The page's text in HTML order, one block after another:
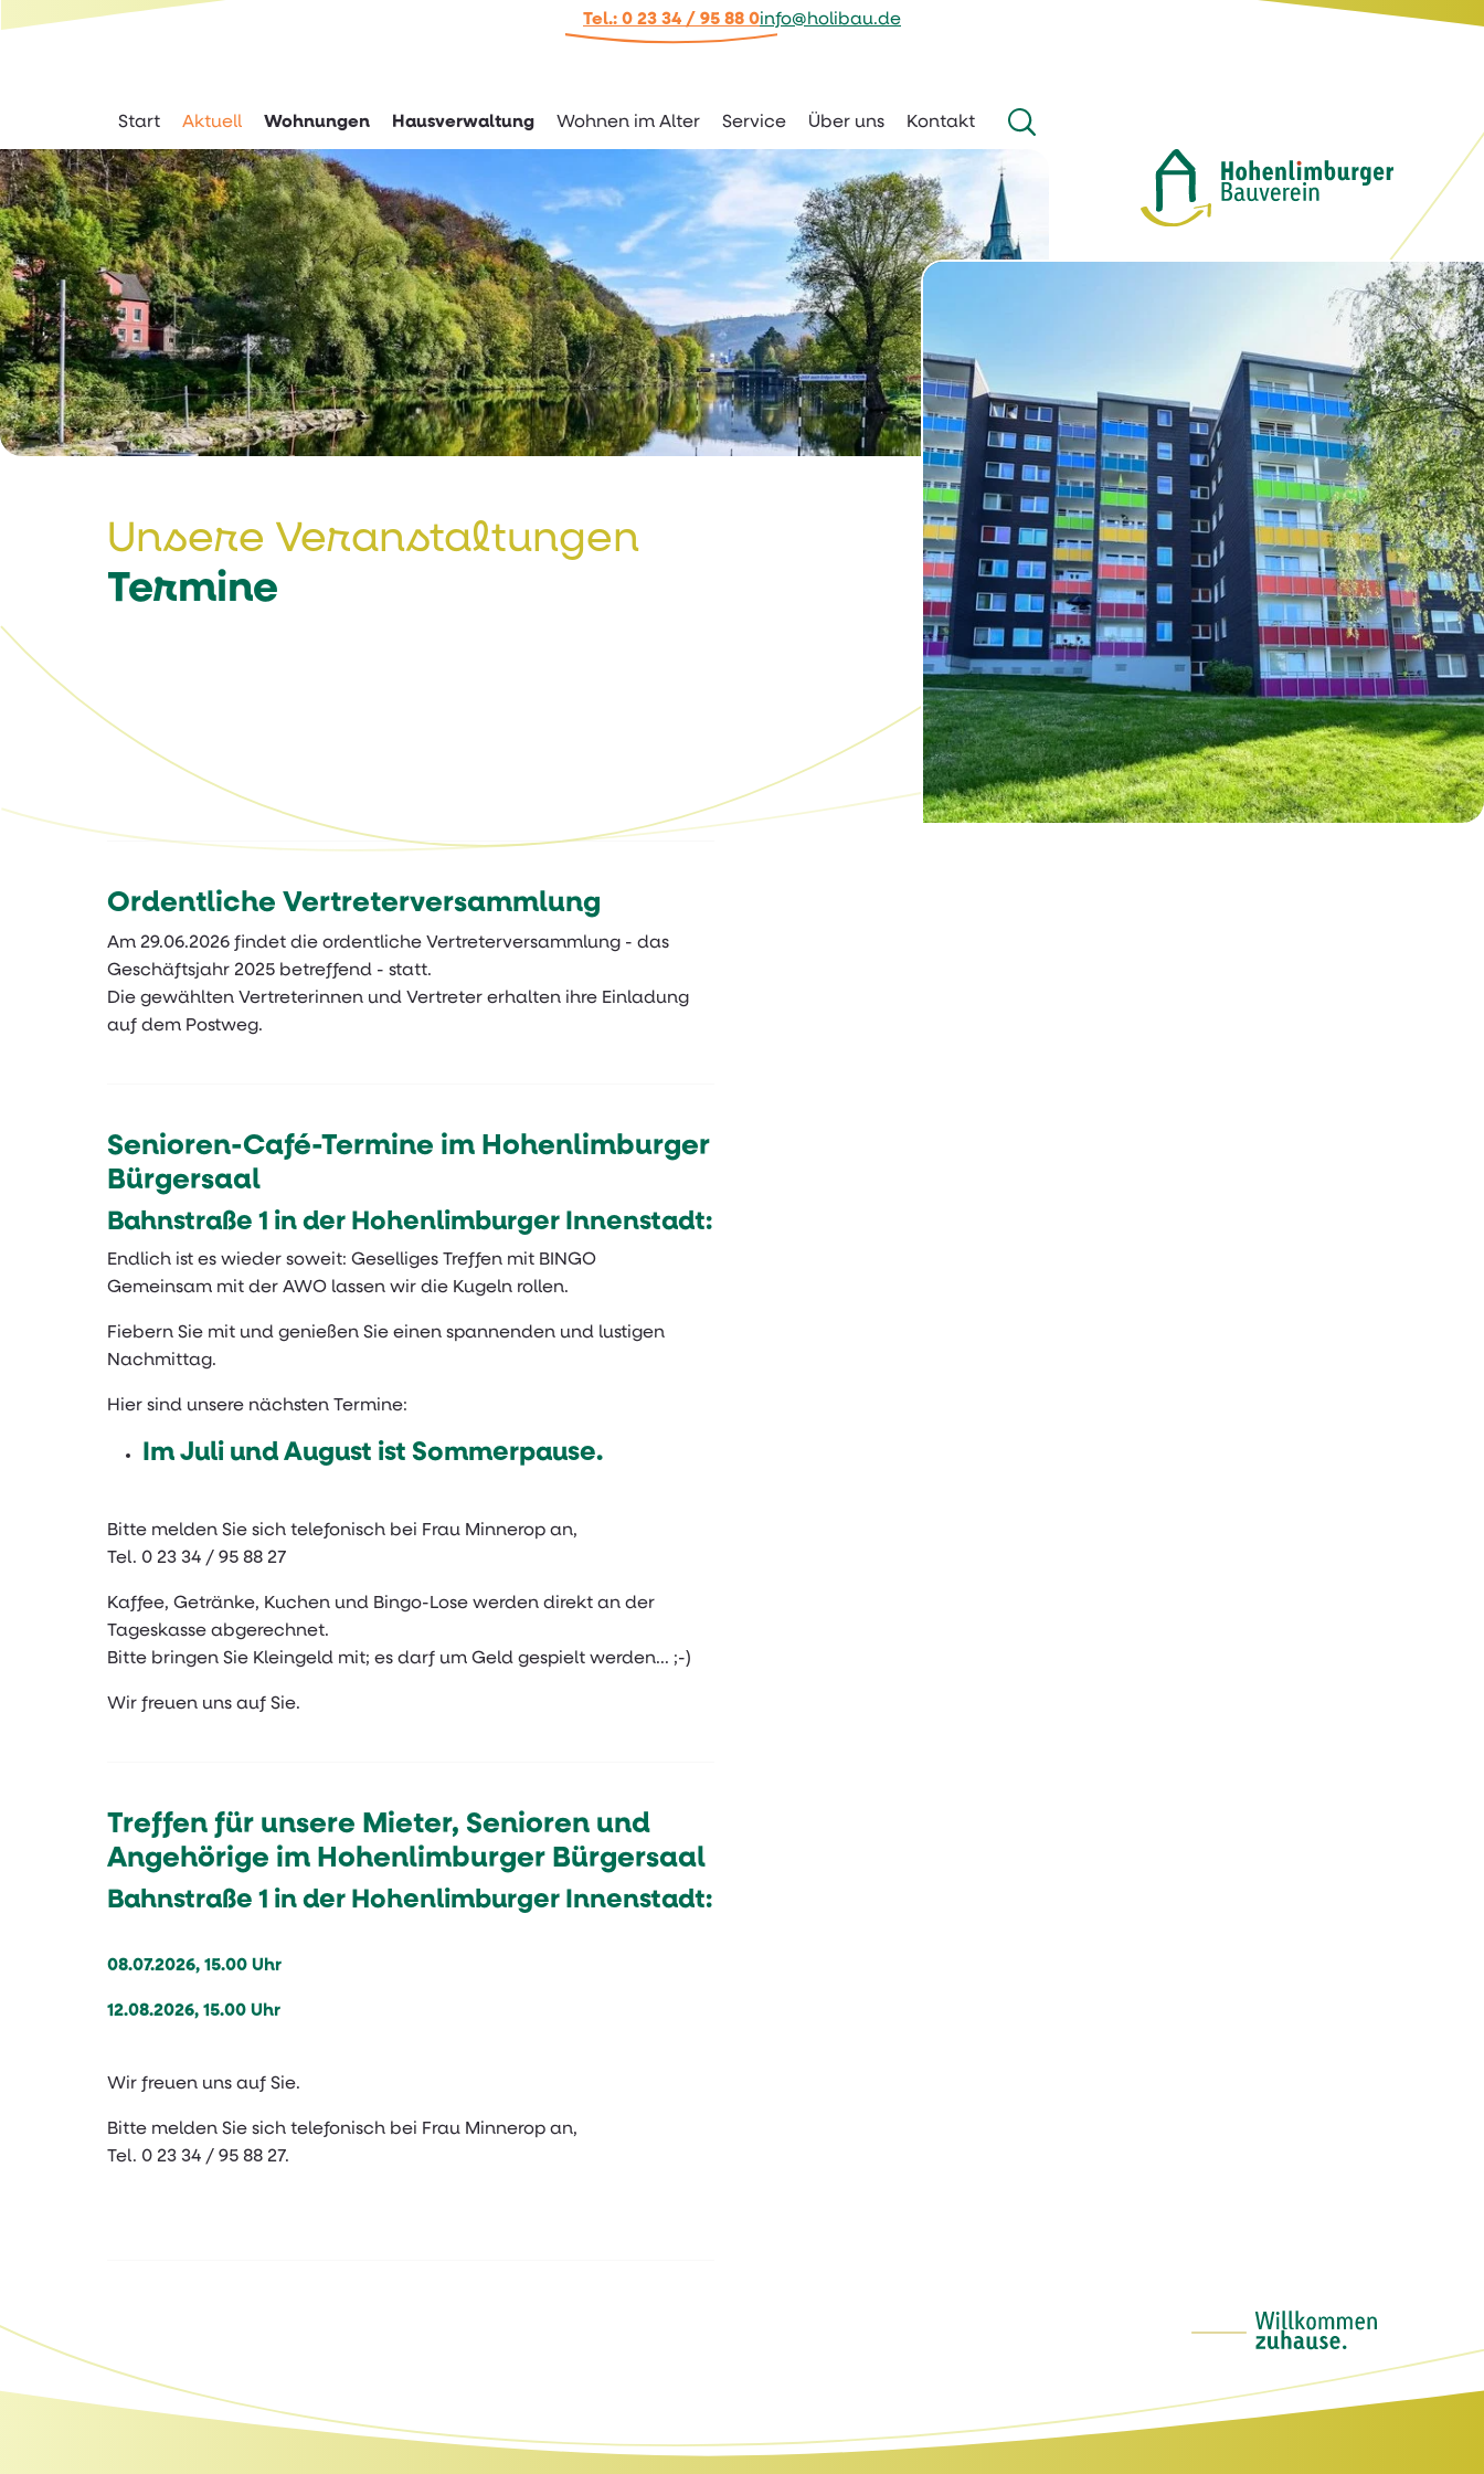
Springe direkt zu: Tel.: 0 23 34 / 95 88 0info@holibau.de
Start Aktuell Wohnungen Hausverwaltung Wohnen im Alter Service Über uns Kontakt
Unsere Veranstaltungen
Termine
Ordentliche Vertreterversammlung
Am 29.06.2026 findet die ordentliche Vertreterversammlung - das
Geschäftsjahr 2025 betreffend - statt.
Die gewählten Vertreterinnen und Vertreter erhalten ihre Einladung
auf dem Postweg.
Senioren-Café-Termine im Hohenlimburger
Bürgersaal
Bahnstraße 1 in der Hohenlimburger Innenstadt:
Endlich ist es wieder soweit: Geselliges Treffen mit BINGO
Gemeinsam mit der AWO lassen wir die Kugeln rollen.
Fiebern Sie mit und genießen Sie einen spannenden und lustigen
Nachmittag.
Hier sind unsere nächsten Termine:
Im Juli und August ist Sommerpause.
Bitte melden Sie sich telefonisch bei Frau Minnerop an,
Tel. 0 23 34 / 95 88 27
Kaffee, Getränke, Kuchen und Bingo-Lose werden direkt an der
Tageskasse abgerechnet.
Bitte bringen Sie Kleingeld mit; es darf um Geld gespielt werden... ;-)
Wir freuen uns auf Sie.
Treffen für unsere Mieter, Senioren und
Angehörige im Hohenlimburger Bürgersaal
Bahnstraße 1 in der Hohenlimburger Innenstadt:
08.07.2026, 15.00 Uhr
12.08.2026, 15.00 Uhr
Wir freuen uns auf Sie.
Bitte melden Sie sich telefonisch bei Frau Minnerop an,
Tel. 0 23 34 / 95 88 27.